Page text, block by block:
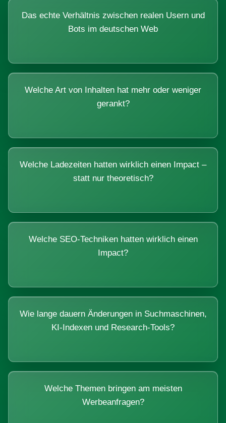
Das echte Verhältnis zwischen realen Usern und
Bots im deutschen Web
Welche Art von Inhalten hat mehr oder weniger
gerankt?
Welche Ladezeiten hatten wirklich einen Impact –
statt nur theoretisch?
Welche SEO-Techniken hatten wirklich einen
Impact?
Wie lange dauern Änderungen in Suchmaschinen,
KI-Indexen und Research-Tools?
Welche Themen bringen am meisten
Werbeanfragen?